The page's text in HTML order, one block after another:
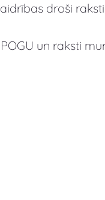
droši
un raksti